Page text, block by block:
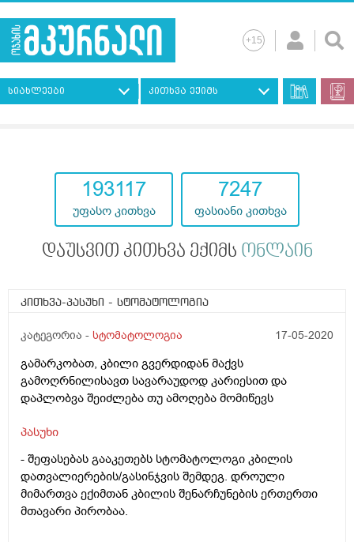
სიახლეები კითხვა ექიმს
193117
უფასო კითხვა
7247
ფასიანი კითხვა
დაუსვით კითხვა ექიმს ონლაინ
კითხვა-პასუხი - სტომატოლოგია
კატეგორია - სტომატოლოგია 17-05-2020
გამარკობათ, კბილი გვერდიდან მაქვს
გამოღრნილისავთ სავარაუდოდ კარიესით და
დაპლობვა შეიძლება თუ ამოღება მომიწევს
პასუხი
- შეფასებას გააკეთებს სტომატოლოგი კბილის
დათვალიერების/გასინჯვის შემდეგ. დროული
მიმართვა ექიმთან კბილის შენარჩუნების ერთერთი
მთავარი პირობაა.